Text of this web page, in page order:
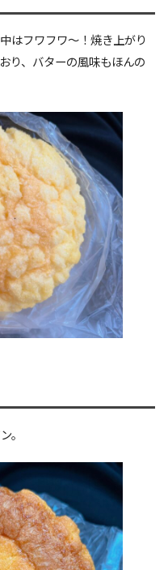
はフワフワ〜！焼き上がり
り、バターの風味もほんの
。